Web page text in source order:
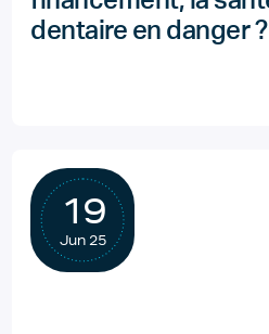
dentaire en danger ?
19
Jun 25